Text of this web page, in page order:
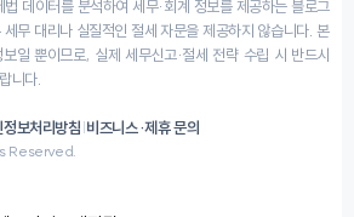
데이터를 분석하여 세무·회계 정보를 제공하는 블로그
무 대리나 실질적인 절세 자문을 제공하지 않습니다. 본
일 뿐이므로, 실제 세무신고·절세 전략 수립 시 반드시
니다.
정보처리방침|비즈니스·제휴 문의
Reserved.